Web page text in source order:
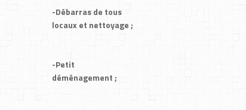
-Débarras de tous
locaux et nettoyage ;
-Petit
déménagement ;